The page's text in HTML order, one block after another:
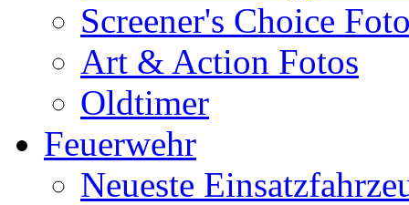
Screener's Choice
Art & Action Fotos
Oldtimer
Feuerwehr
Neueste